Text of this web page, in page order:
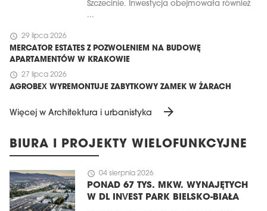
Szczecinie. Inwestycja obejmowała również
...
schedule 29 lipca 2026
MERCATOR ESTATES Z POZWOLENIEM NA BUDOWĘ
APARTAMENTÓW W KRAKOWIE
schedule 27 lipca 2026
AGROBEX WYREMONTUJE ZABYTKOWY ZAMEK W ŻARACH
Więcej w Architektura i urbanistyka arrow_forward
BIURA I PROJEKTY WIELOFUNKCYJNE
schedule 04 sierpnia 2026
PONAD 67 TYS. MKW. WYNAJĘTYCH
W DL INVEST PARK BIELSKO-BIAŁA